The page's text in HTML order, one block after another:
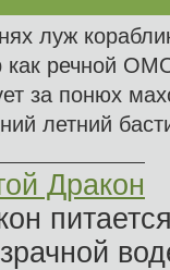
луж
как речной
за понюх
летний
Дракон